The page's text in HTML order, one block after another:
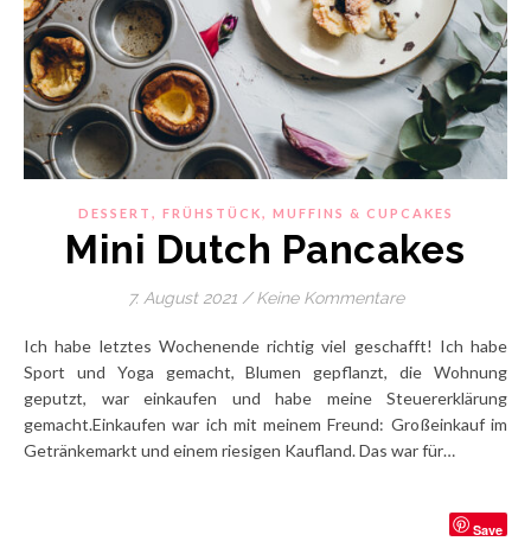
DESSERT , FRÜHSTÜCK, MUFFINS & CUPCAKES
Mini Dutch Pancakes
7. August 2021 / Keine Kommentare
Ich habe letztes Wochenende richtig viel geschafft! Ich habe
Sport und Yoga gemacht, Blumen gepflanzt, die Wohnung
geputzt, war einkaufen und habe meine Steuererklärung
gemacht.Einkaufen war ich mit meinem Freund: Großeinkauf im
Getränkemarkt und einem riesigen Kaufland. Das war für…
Save